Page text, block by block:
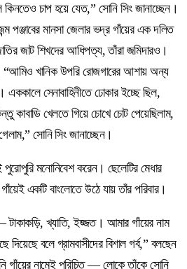
কিনতেও চাপ হয়ে যেত,” সোনি সিং জানাচ্ছেন।
পঞ্জাবের মানসা জেলার ভদ্র গাঁয়ের এক দলিত
জাট শিখদের আধিপত্য, তাঁরা জমিদারও।
“আমিও খানিক উপরি রোজগারের আশায় অন্য
সেনাবাহিনীতে ঢোকার ইচ্ছে ছিল,
কাবাডি খেলতে গিয়ে চোখে চোট পেয়েছিলাম,
সোনি সিং জানাচ্ছেন।
মনোনিবেশ করেন। ছেলেটির মেধার
একটি বাংলোতে উঠে যায় তাঁর পরিবার।
টাকাকড়ি, খ্যাতি, ইজ্জত। আমার গাঁয়ের নাম
দিয়েছে বলে গ্রামবাসীদের বিশাল গর্ব,” বলছেন
নামেই পরিচিত — লোকে তাঁকে সোনি